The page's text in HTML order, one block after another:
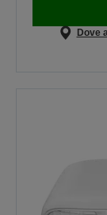
Dove